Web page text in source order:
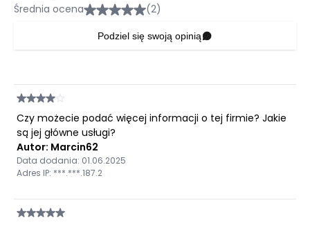
Średnia ocena (2)
Podziel się swoją opinią
Czy możecie podać więcej informacji o tej firmie? Jakie
są jej główne usługi?
Autor: Marcin62
Data dodania: 01.06.2025
Adres IP: ***.***.187.2